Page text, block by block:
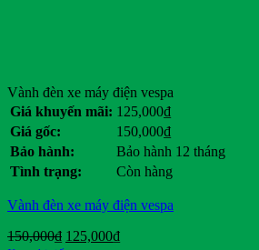
Vành đèn xe máy điện vespa
Giá khuyến mãi: 125,000₫
Giá gốc:
150,000₫
Bảo hành:
Bảo hành 12 tháng
Tình trạng:
Còn hàng
Vành đèn xe máy điện vespa
150,000₫ Giá
125,000₫Giá